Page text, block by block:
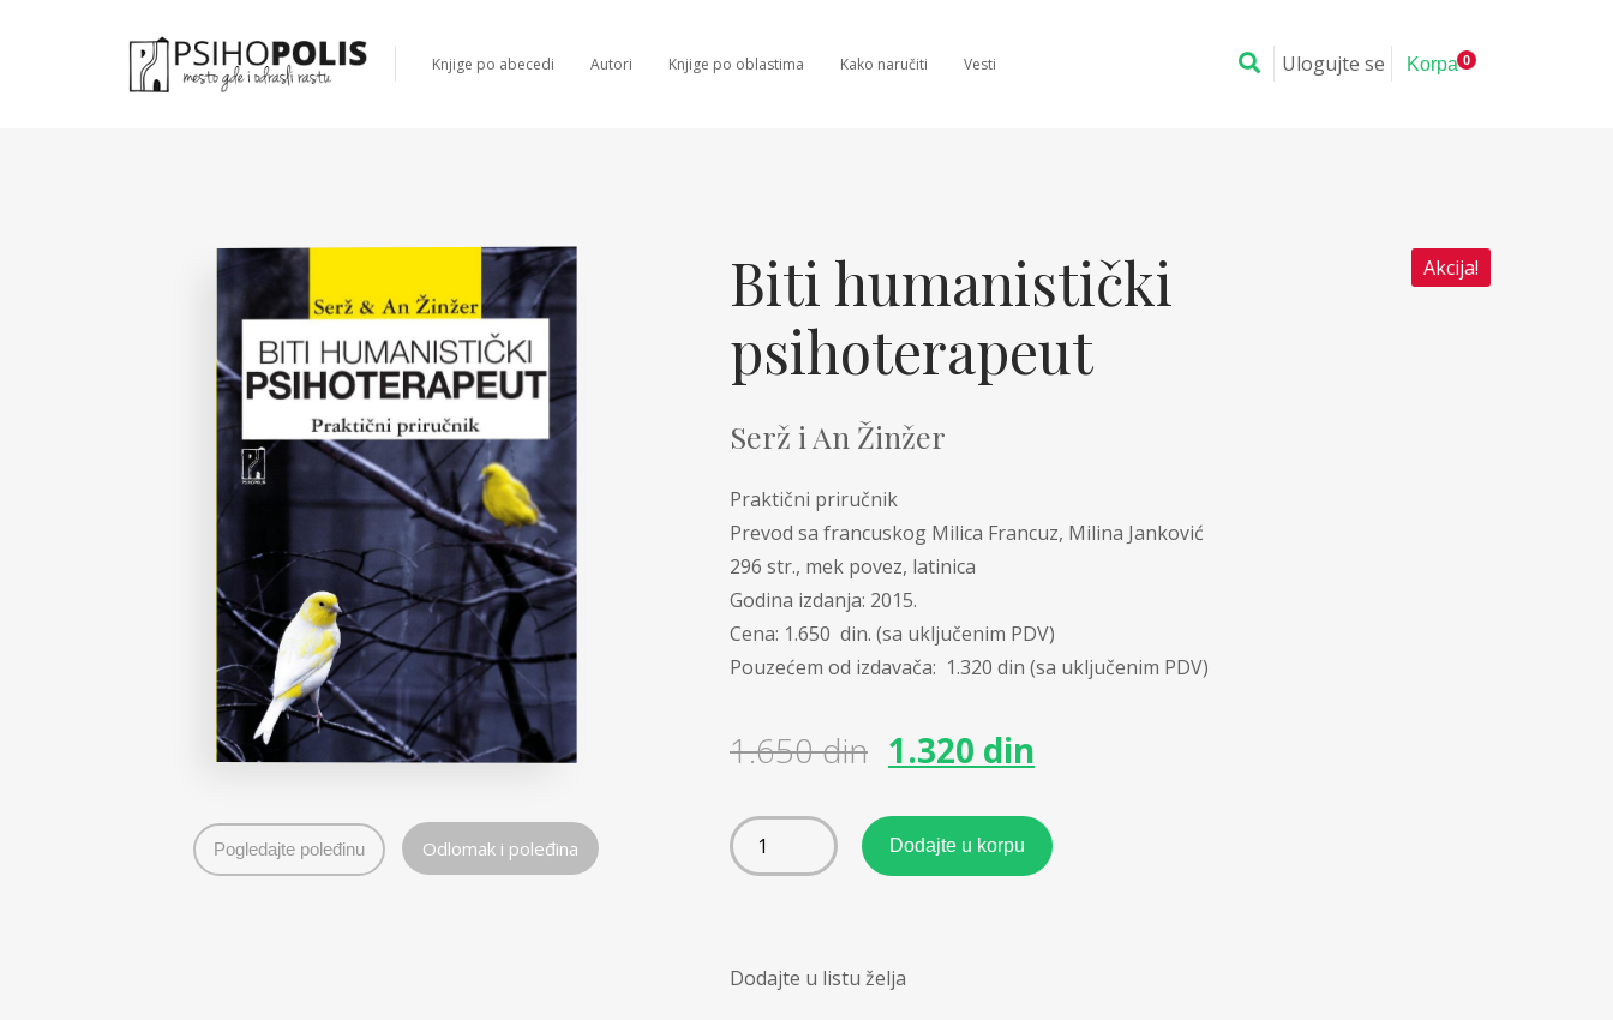
Knjige po abecedi Autori Knjige po oblastima
Psihoterapija
Transakciona analiza
Ostale oblasti
Kako naručiti Vesti Ulogujte se Korpa0
Pogledajte poleđinu Odlomak i poleđina
Akcija!
Biti humanistički
psihoterapeut
Serž i An Žinžer
Praktični priručnik
Prevod sa francuskog Milica Francuz, Milina Janković
296 str., mek povez, latinica
Godina izdanja: 2015.
Cena: 1.650 din. (sa uključenim PDV)
Pouzećem od izdavača: 1.320 din (sa uključenim PDV)
1.650din 1.320 din
Dodajte u korpu
Dodajte u listu želja